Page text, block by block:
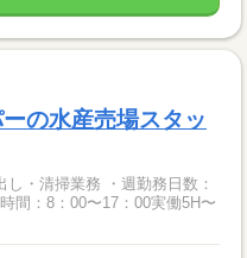
の水産売場スタッ
・週勤務日数：
間：8：00〜17：00実働5H〜